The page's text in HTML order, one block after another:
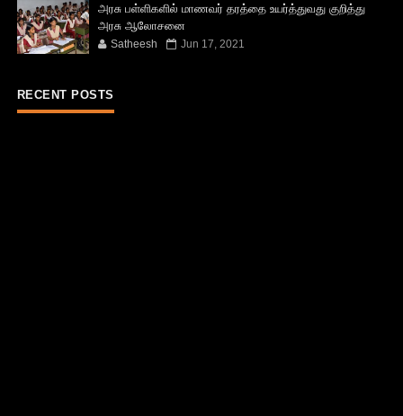
அரசு பள்ளிகளில் மாணவர் தரத்தை உயர்த்துவது குறித்து
அரசு ஆலோசனை
Satheesh Jun 17, 2021
RECENT POSTS